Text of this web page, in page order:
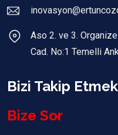
Aso 2. ve 3.
Cad. No:1 Temelli
Bizi Takip
Bize Sor